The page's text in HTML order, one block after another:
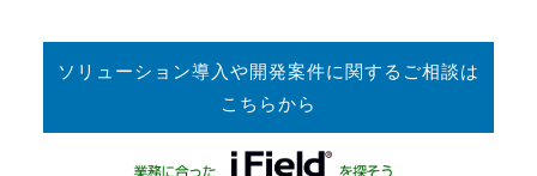
ソリューション導入や開発案件に関するご相談は
こちらから